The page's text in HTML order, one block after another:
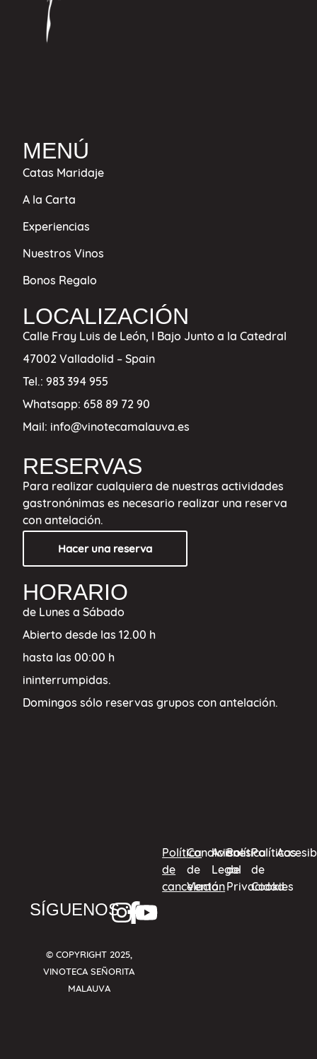
MENÚ
Catas Maridaje
A la Carta
Experiencias
Nuestros Vinos
Bonos Regalo
LOCALIZACIÓN
Calle Fray Luis de León, I Bajo Junto a la Catedral
47002 Valladolid – Spain
Tel.:983 394 955
Whatsapp:658 89 72 90
Mail: info@vinotecamalauva.es
RESERVAS
Para realizar cualquiera de nuestras actividades
gastronónimas es necesario realizar una reserva
con antelación.
Hacer una reserva
HORARIO
de Lunes a Sábado
Abierto desde las 12.00 h
hasta las 00:00 h
ininterrumpidas.
Domingos sólo reservas grupos con antelación.
SÍGUENOS
© COPYRIGHT 2025,
VINOTECA SEÑORITA
MALAUVA
Política
de
cancelación
Condiciones
de
Venta
Aviso
Legal
Política
de
Privacidad
Políticas
de
Cookies